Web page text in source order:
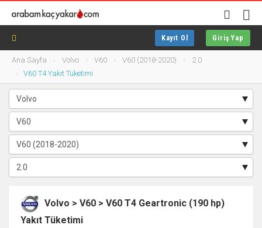
Kayıt Ol Giriş Yap
Ana Sayfa Volvo V60 V60 (2018-2020)
2.0
V60 T4 Yakıt Tüketimi
Volvo > V60 > V60 T4 Geartronic (190 hp)
Yakıt Tüketimi